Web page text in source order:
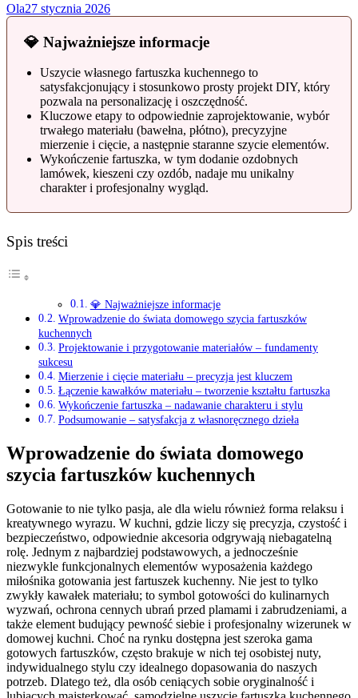
Ola27 stycznia 2026
💎 Najważniejsze informacje
Uszycie własnego fartuszka kuchennego to
satysfakcjonujący i stosunkowo prosty projekt DIY, który
pozwala na personalizację i oszczędność.
Kluczowe etapy to odpowiednie zaprojektowanie, wybór
trwałego materiału (bawełna, płótno), precyzyjne
mierzenie i cięcie, a następnie staranne szycie elementów.
Wykończenie fartuszka, w tym dodanie ozdobnych
lamówek, kieszeni czy ozdób, nadaje mu unikalny
charakter i profesjonalny wygląd.
Spis treści
💎 Najważniejsze informacje
Wprowadzenie do świata domowego szycia fartuszków
kuchennych
Projektowanie i przygotowanie materiałów – fundamenty
sukcesu
Mierzenie i cięcie materiału – precyzja jest kluczem
Łączenie kawałków materiału – tworzenie kształtu fartuszka
Wykończenie fartuszka – nadawanie charakteru i stylu
Podsumowanie – satysfakcja z własnoręcznego dzieła
Wprowadzenie do świata domowego
szycia fartuszków kuchennych
Gotowanie to nie tylko pasja, ale dla wielu również forma relaksu i
kreatywnego wyrazu. W kuchni, gdzie liczy się precyzja, czystość i
bezpieczeństwo, odpowiednie akcesoria odgrywają niebagatelną
rolę. Jednym z najbardziej podstawowych, a jednocześnie
niezwykle funkcjonalnych elementów wyposażenia każdego
miłośnika gotowania jest fartuszek kuchenny. Nie jest to tylko
zwykły kawałek materiału; to symbol gotowości do kulinarnych
wyzwań, ochrona cennych ubrań przed plamami i zabrudzeniami, a
także element budujący pewność siebie i profesjonalny wizerunek w
domowej kuchni. Choć na rynku dostępna jest szeroka gama
gotowych fartuszków, często brakuje w nich tej osobistej nuty,
indywidualnego stylu czy idealnego dopasowania do naszych
potrzeb. Dlatego też, dla osób ceniących sobie oryginalność i